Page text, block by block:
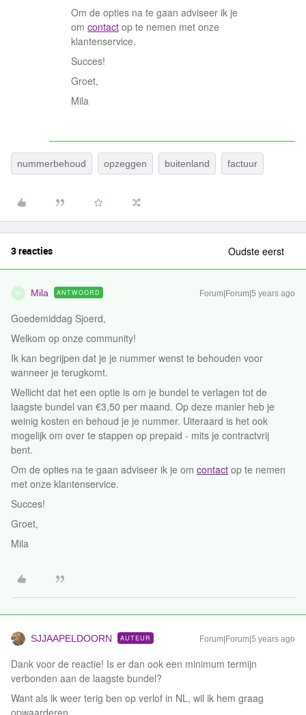
Om de opties na te gaan adviseer ik je
om contact op te nemen met onze
klantenservice.
Succes!
Groet,
Mila
nummerbehoud opzeggen buitenland factuur
3 reacties Oudste eerst
M Mila ANTWOORD Forum|Forum|5 years ago
Goedemiddag Sjoerd,
Welkom op onze community!
Ik kan begrijpen dat je je nummer wenst te behouden voor
wanneer je terugkomt.
Wellicht dat het een optie is om je bundel te verlagen tot de
laagste bundel van €3,50 per maand. Op deze manier heb je
weinig kosten en behoud je je nummer. Uiteraard is het ook
mogelijk om over te stappen op prepaid - mits je contractvrij
bent.
Om de opties na te gaan adviseer ik je om contact op te nemen
met onze klantenservice.
Succes!
Groet,
Mila
SJJAAPELDOORN AUTEUR Forum|Forum|5 years ago
Dank voor de reactie! Is er dan ook een minimum termijn
verbonden aan de laagste bundel?
Want als ik weer terig ben op verlof in NL, wil ik hem graag
opwaarderen.